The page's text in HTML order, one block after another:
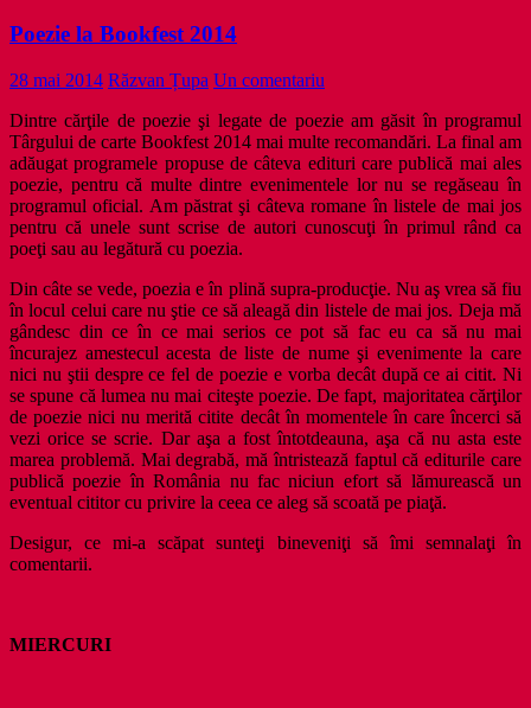
Poezie la Bookfest 2014
28 mai 2014 Răzvan Țupa Un comentariu
Dintre cărţile de poezie şi legate de poezie am găsit în programul
Târgului de carte Bookfest 2014 mai multe recomandări. La final am
adăugat programele propuse de câteva edituri care publică mai ales
poezie, pentru că multe dintre evenimentele lor nu se regăseau în
programul oficial. Am păstrat şi câteva romane în listele de mai jos
pentru că unele sunt scrise de autori cunoscuţi în primul rând ca
poeţi sau au legătură cu poezia.
Din câte se vede, poezia e în plină supra-producţie. Nu aş vrea să fiu
în locul celui care nu ştie ce să aleagă din listele de mai jos. Deja mă
gândesc din ce în ce mai serios ce pot să fac eu ca să nu mai
încurajez amestecul acesta de liste de nume şi evenimente la care
nici nu ştii despre ce fel de poezie e vorba decât după ce ai citit. Ni
se spune că lumea nu mai citeşte poezie. De fapt, majoritatea cărţilor
de poezie nici nu merită citite decât în momentele în care încerci să
vezi orice se scrie. Dar aşa a fost întotdeauna, aşa că nu asta este
marea problemă. Mai degrabă, mă întristează faptul că editurile care
publică poezie în România nu fac niciun efort să lămurească un
eventual cititor cu privire la ceea ce aleg să scoată pe piaţă.
Desigur, ce mi-a scăpat sunteţi bineveniţi să îmi semnalaţi în
comentarii.
MIERCURI